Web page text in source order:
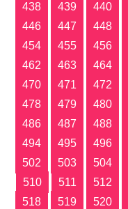
438
439 440
446
447 448
454
455 456
462
463 464
470
471 472
478
479 480
486
487 488
494
495 496
502
503 504
510
511 512
518
519 520